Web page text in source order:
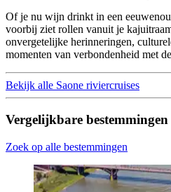
Of je nu wijn drinkt in een
voorbij ziet rollen vanuit je
onvergetelijke herinneringen,
momenten van verbondenheid met
Bekijk alle Saone riviercruises
Vergelijkbare bestemmingen
Zoek op alle bestemmingen